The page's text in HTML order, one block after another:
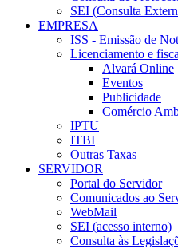
SEI (Consulta
EMPRESA
ISS - Emissão de
Licenciamento e
Alvará Online
Eventos
Publicidade
Comércio
IPTU
ITBI
Outras Taxas
SERVIDOR
Portal do Servidor
Comunicados ao
WebMail
SEI (acesso interno)
Consulta às